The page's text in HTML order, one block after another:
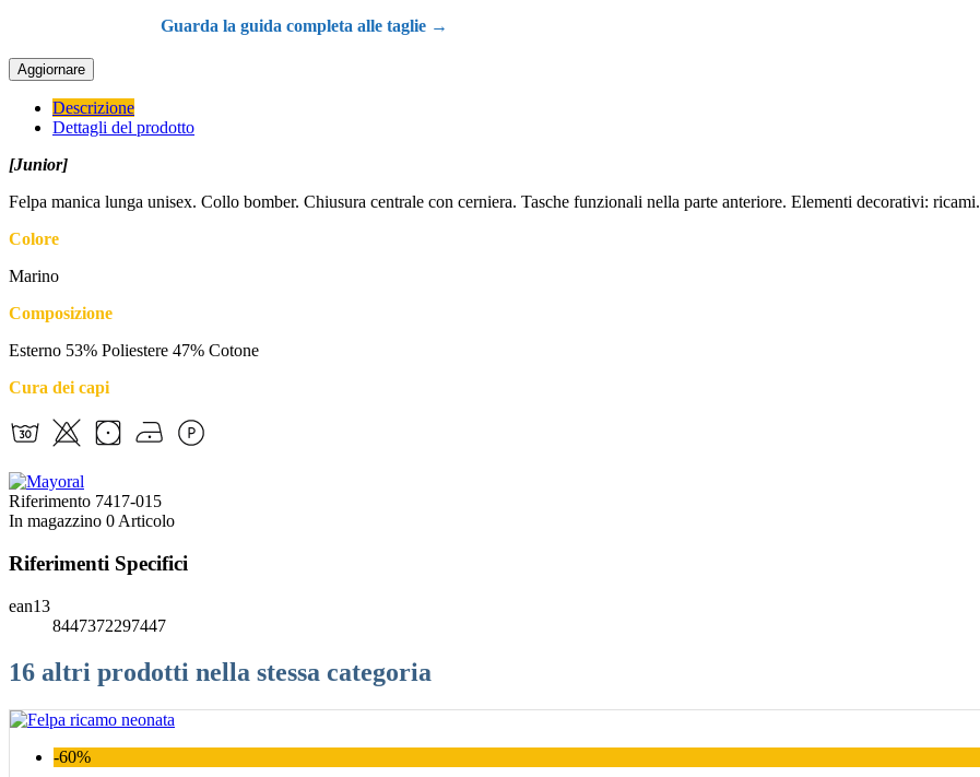
Guarda la guida completa alle taglie →
Descrizione
Dettagli del prodotto
[Junior]
Felpa manica lunga unisex. Collo bomber. Chiusura centrale con cerniera. Tasche funzionali nella parte anteriore. Elementi decorativi: ricami.
Colore
Marino
Composizione
Esterno 53% Poliestere 47% Cotone
Cura dei capi
Riferimento 7417-015
In magazzino 0 Articolo
Riferimenti Specifici
ean13
8447372297447
16 altri prodotti nella stessa categoria
-60%